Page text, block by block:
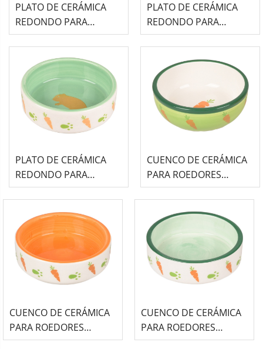
PLATO DE CERÁMICA
REDONDO PARA
ROEDORES FLAMINGO
(400 ml) - MYLO BEIGE /
BLANCO
PLATO DE CERÁMICA
REDONDO PARA
ROEDORES FLAMINGO
(400 ml) - NALA NEGRO /
BLANCO
PLATO DE CERÁMICA
REDONDO PARA
ROEDORES FLAMINGO
(100ml) - AILA BLANCO
CUENCO DE CERÁMICA
PARA ROEDORES
FLAMINGO (310ml) - IBO
VERDE
CUENCO DE CERÁMICA
PARA ROEDORES
FLAMINGO (70ml) - IGGY
CUENCO DE CERÁMICA
PARA ROEDORES
FLAMINGO (70ml) - IGGY